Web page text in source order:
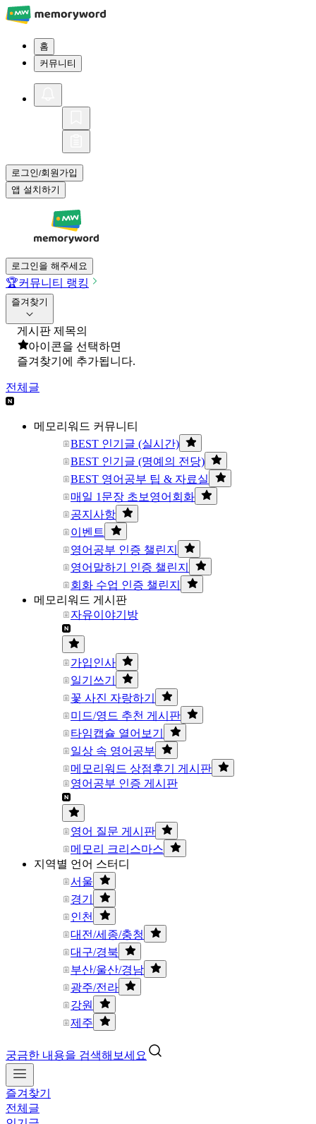
홈
커뮤니티
로그인/회원가입
앱 설치하기
로그인을 해주세요
🏆커뮤니티 랭킹
즐겨찾기
게시판 제목의
아이콘을 선택하면
즐겨찾기에 추가됩니다.
전체글
메모리워드 커뮤니티
BEST 인기글 (실시간)
BEST 인기글 (명예의 전당)
BEST 영어공부 팁 & 자료실
매일 1문장 초보영어회화
공지사항
이벤트
영어공부 인증 챌린지
영어말하기 인증 챌린지
회화 수업 인증 챌린지
메모리워드 게시판
자유이야기방
가입인사
일기쓰기
꽃 사진 자랑하기
미드/영드 추천 게시판
타임캡슐 열어보기
일상 속 영어공부
메모리워드 상점후기 게시판
영어공부 인증 게시판
영어 질문 게시판
메모리 크리스마스
지역별 언어 스터디
서울
경기
인천
대전/세종/충청
대구/경북
부산/울산/경남
광주/전라
강원
제주
궁금한 내용을 검색해보세요
즐겨찾기
전체글